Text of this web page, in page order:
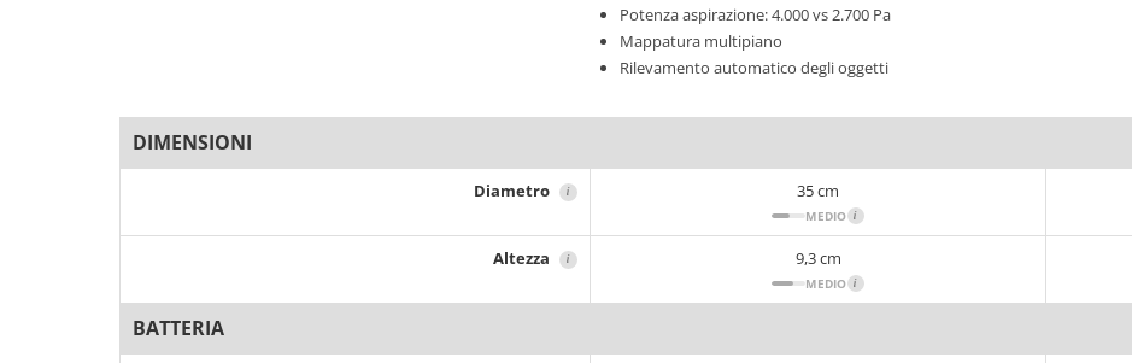
Potenza aspirazione: 4.000 vs 2.700 Pa
Mappatura multipiano
Rilevamento automatico degli oggetti
DIMENSIONI
Diametro i 35 cm
MEDIO i
Altezza i 9,3 cm
MEDIO i
BATTERIA